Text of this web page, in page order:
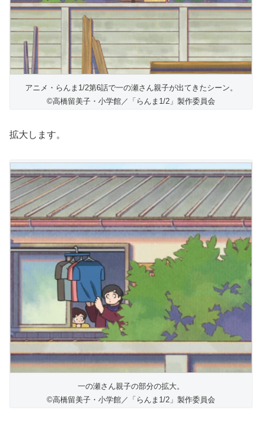
アニメ・らんま1/2第6話で一の瀬さん親子が出てきたシーン。
©高橋留美子・小学館／「らんま1/2」製作委員会
拡大します。
一の瀬さん親子の部分の拡大。
©高橋留美子・小学館／「らんま1/2」製作委員会